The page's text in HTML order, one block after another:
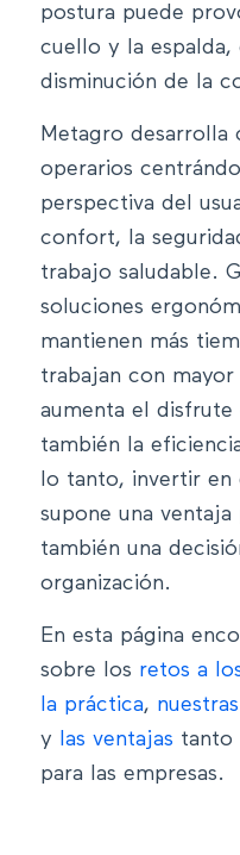
postura puede
cuello y la espalda,
disminución de la
Metagro desarrolla
operarios
perspectiva del
confort, la
trabajo saludable.
soluciones
mantienen más
trabajan con
aumenta el
también la
lo tanto, invertir
supone una
también una
organización.
En esta página
sobre los retos a
la práctica,
y
las ventajas tanto
para las empresas.